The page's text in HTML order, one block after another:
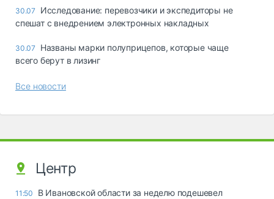
30.07
Исследование: перевозчики и экспедиторы не
спешат с внедрением электронных накладных
30.07
Названы марки полуприцепов, которые чаще
всего берут в лизинг
Все новости
Центр
11:50
В Ивановской области за неделю подешевел